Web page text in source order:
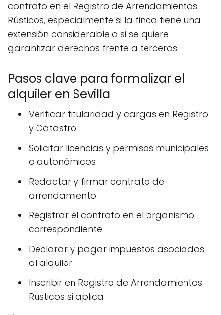
contrato en el Registro de Arrendamientos
Rústicos, especialmente si la finca tiene una
extensión considerable o si se quiere
garantizar derechos frente a terceros.
Pasos clave para formalizar el
alquiler en Sevilla
Verificar titularidad y cargas en Registro
y Catastro
Solicitar licencias y permisos municipales
o autonómicos
Redactar y firmar contrato de
arrendamiento
Registrar el contrato en el organismo
correspondiente
Declarar y pagar impuestos asociados
al alquiler
Inscribir en Registro de Arrendamientos
Rústicos si aplica